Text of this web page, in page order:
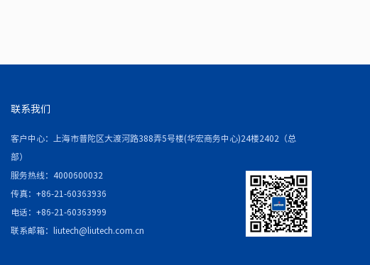
联系我们
客户中心：上海市普陀区大渡河路388弄5号楼(华宏商务中心)24楼2402（总
部）
服务热线：4000600032
传真：+86-21-60363936
电话：+86-21-60363999
联系邮箱： liutech@liutech.com.cn